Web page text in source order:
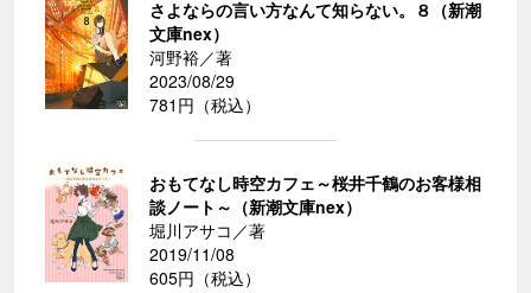
さよならの言い方なんて知らない。８（新潮
文庫nex）
河野裕／著
2023/08/29
781円（税込）
おもてなし時空カフェ～桜井千鶴のお客様相
談ノート～（新潮文庫nex）
堀川アサコ／著
2019/11/08
605円（税込）